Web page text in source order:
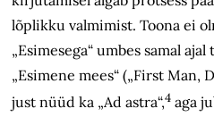
lõplikku valmimist. Toona ei
„Esimesega“ umbes samal
„Esimene mees“ („First Man,
just nüüd ka „Ad astra“,4 aga